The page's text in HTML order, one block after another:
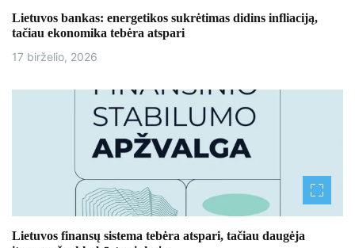
t
a
r
š
Lietuvos bankas: energetikos sukrėtimas didins infliaciją,
tačiau ekonomika tebėra atspari
17 birželio, 2026
Lietuvos finansų sistema tebėra atspari, tačiau daugėja